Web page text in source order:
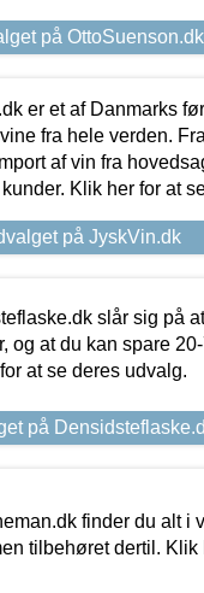
på OttoSuenson.dk
er et af Danmarks
fra hele verden.
af vin fra
Klik her for at
på JyskVin.dk
slår sig på
og at du kan spare
at se deres udvalg.
på
finder du alt
tilbehøret dertil. Klik